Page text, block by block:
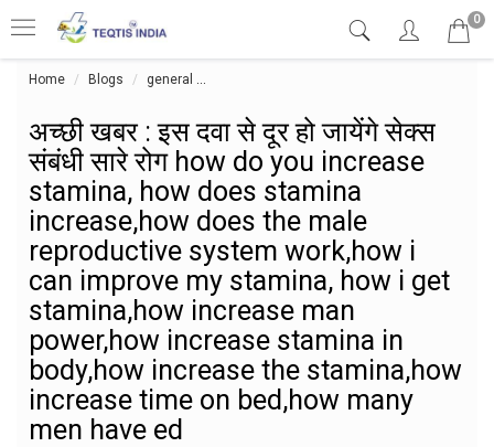
0
Home Blogs general
अच्छी खबर : इस दवा से दूर हो जायेंगे सेक्स
संबंधी सारे रोग how do you increase
stamina, how does stamina
increase,how does the male
reproductive system work,how i
can improve my stamina, how i get
stamina,how increase man
power,how increase stamina in
body,how increase the stamina,how
increase time on bed,how many
men have ed